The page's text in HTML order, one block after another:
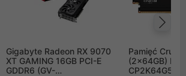
Gigabyte Radeon RX 9070
XT GAMING 16GB PCI-E
GDDR6 (GV-
Pamięć
(2x64GB)